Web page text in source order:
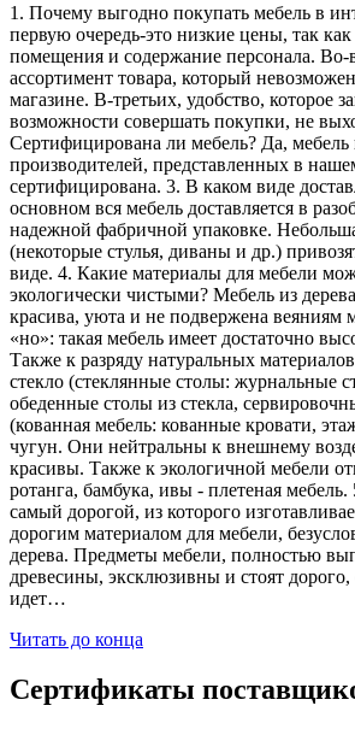
1. Почему выгодно покупать мебель в
первую очередь-это низкие цены, так как
помещения и содержание персонала.
ассортимент товара, который
магазине. В-третьих, удобство, которое
возможности совершать покупки, не
Сертифицирована ли мебель? Да, мебель
производителей, представленных в
сертифицирована. 3. В каком виде
основном вся мебель доставляется в
надежной фабричной упаковке.
(некоторые стулья, диваны и др.)
виде. 4. Какие материалы для мебели
экологически чистыми? Мебель из
красива, уюта и не подвержена веяниям
«но»: такая мебель имеет достаточно
Также к разряду натуральных
стекло (стеклянные столы: журнальные
обеденные столы из стекла,
(кованная мебель: кованные кровати,
чугун. Они нейтральны к внешнему
красивы. Также к экологичной мебели
ротанга, бамбука, ивы - плетеная
самый дорогой, из которого
дорогим материалом для мебели,
дерева. Предметы мебели, полностью
древесины, эксклюзивны и стоят дорого,
идет…
Читать до конца
Сертификаты